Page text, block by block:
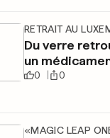
RETRAIT AU
Du verre
un
0 0
«MAGIC LEAP